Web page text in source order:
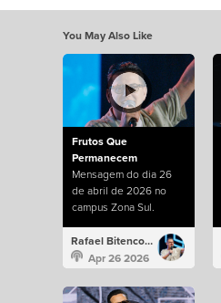
You May Also Like
Frutos Que
Permanecem
Mensagem do dia 26
de abril de 2026 no
campus Zona Sul.
Rafael Bitencourt
Apr 26 2026